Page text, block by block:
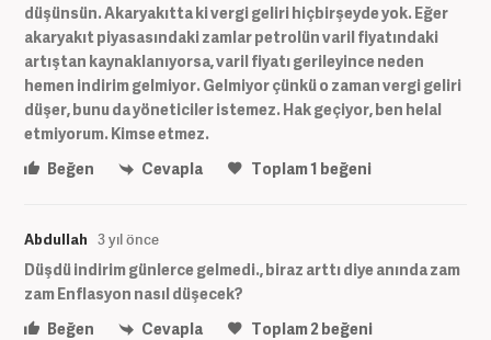
düşünsün. Akaryakıtta ki vergi geliri hiçbirşeyde yok. Eğer
akaryakıt piyasasındaki zamlar petrolün varil fiyatındaki
artıştan kaynaklanıyorsa, varil fiyatı gerileyince neden
hemen indirim gelmiyor. Gelmiyor çünkü o zaman vergi geliri
düşer, bunu da yöneticiler istemez. Hak geçiyor, ben helal
etmiyorum. Kimse etmez.
Beğen
Cevapla Toplam1 beğeni
Abdullah 3 yıl önce
Düşdü indirim günlerce gelmedi., biraz arttı diye anında zam
zam Enflasyon nasıl düşecek?
Beğen
Cevapla Toplam2beğeni